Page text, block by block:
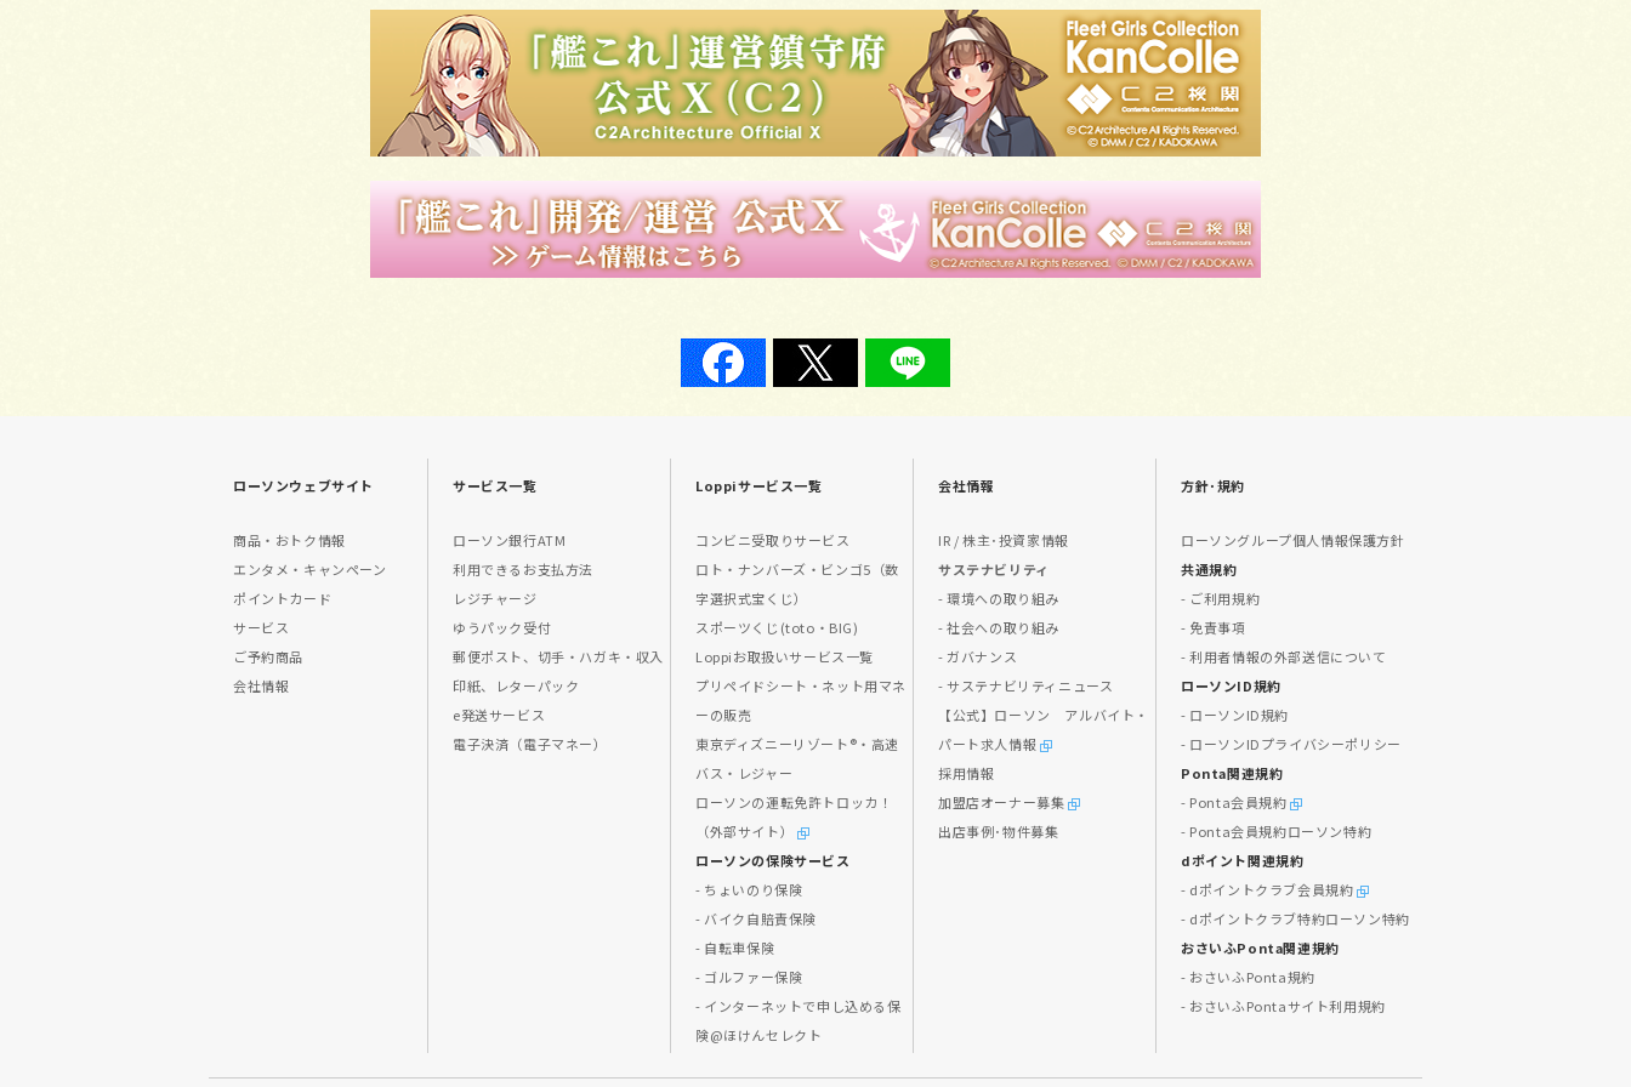
ローソンウェブサイト
商品・おトク情報
エンタメ・キャンペーン
ポイントカード
サービス
ご予約商品
会社情報
サービス一覧
ローソン銀行ATM
利用できるお支払方法
レジチャージ
ゆうパック受付
郵便ポスト、切手・ハガキ・収入
印紙、レターパック
e発送サービス
電子決済（電子マネー）
Loppiサービス一覧
コンビニ受取りサービス
ロト・ナンバーズ・ビンゴ5（数
字選択式宝くじ）
スポーツくじ(toto・BIG)
Loppiお取扱いサービス一覧
プリペイドシート・ネット用マネ
ーの販売
東京ディズニーリゾート®・高速
バス・レジャー
ローソンの運転免許トロッカ！
（外部サイト）
ローソンの保険サービス
- ちょいのり保険
- バイク自賠責保険
- 自転車保険
- ゴルファー保険
- インターネットで申し込める保
険@ほけんセレクト
会社情報
IR / 株主･投資家情報
サステナビリティ
- 環境への取り組み
- 社会への取り組み
- ガバナンス
- サステナビリティニュース
【公式】ローソン アルバイト・
パート求人情報
採用情報
加盟店オーナー募集
出店事例･物件募集
方針･規約
ローソングループ個人情報保護方針
共通規約
- ご利用規約
- 免責事項
- 利用者情報の外部送信について
ローソンID規約
- ローソンID規約
- ローソンIDプライバシーポリシー
Ponta関連規約
- Ponta会員規約
- Ponta会員規約ローソン特約
dポイント関連規約
- dポイントクラブ会員規約
- dポイントクラブ特約ローソン特約
おさいふPonta関連規約
- おさいふPonta規約
- おさいふPontaサイト利用規約